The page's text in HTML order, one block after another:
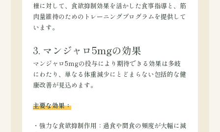
様に対して、食欲抑制効果を活かした食事指導と、筋
肉量維持のためのトレーニングプログラムを提供して
います。
3. マンジャロ5mgの効果
マンジャロ5mgの投与により期待できる効果は多岐
にわたり、単なる体重減少にとどまらない包括的な健
康改善が見込めます。
主要な効果：
・強力な食欲抑制作用：過食や間食の頻度が大幅に減